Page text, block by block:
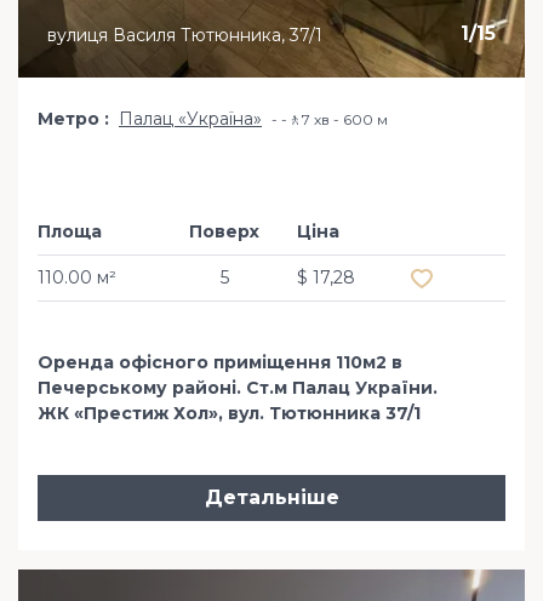
1/15
вулиця Василя Тютюнника, 37/1
Метро Палац «Україна» -🚶7 хв - 600 м
Площа
110.00 м²
Поверх
5
Ціна
$ 17,28
Оренда офісного приміщення 110м2 в
Печерському районі. Ст.м Палац України.
ЖК «Престиж Хол», вул. Тютюнника 37/1
Детальніше